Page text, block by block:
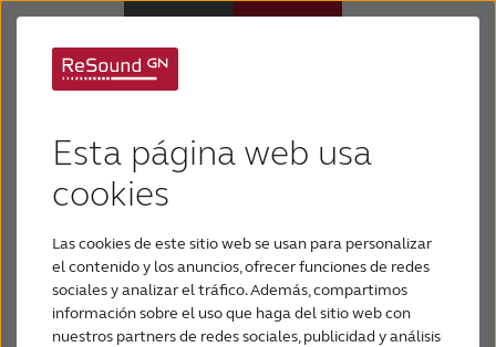
Esta página web usa
cookies
Las cookies de este sitio web se usan para personalizar
el contenido y los anuncios, ofrecer funciones de redes
sociales y analizar el tráfico. Además, compartimos
información sobre el uso que haga del sitio web con
nuestros partners de redes sociales, publicidad y análisis
Pérdida de audición
Soporte y cuidado
Por qué ReSound
Información Legal
Este sitio web pretende ser una introducción a las
actividades de GN ReSound.
Al utilizar esta web usted acepta sus términos y
condiciones. Si no está de acuerdo, le rogamos
que no haga uso de ella.